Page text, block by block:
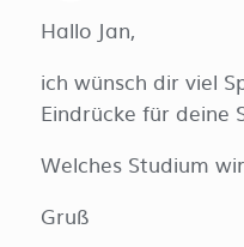
Hallo Jan,
ich wünsch dir viel
Eindrücke für deine
Welches Studium
Gruß